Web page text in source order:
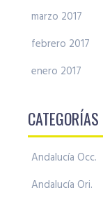
marzo 2017
febrero 2017
enero 2017
CATEGORÍAS
Andalucía Occ.
Andalucía Ori.